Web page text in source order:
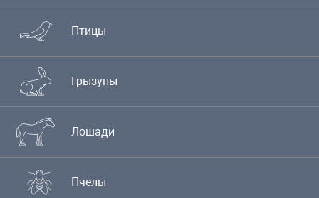
Птицы
Грызуны
Лошади
Пчелы